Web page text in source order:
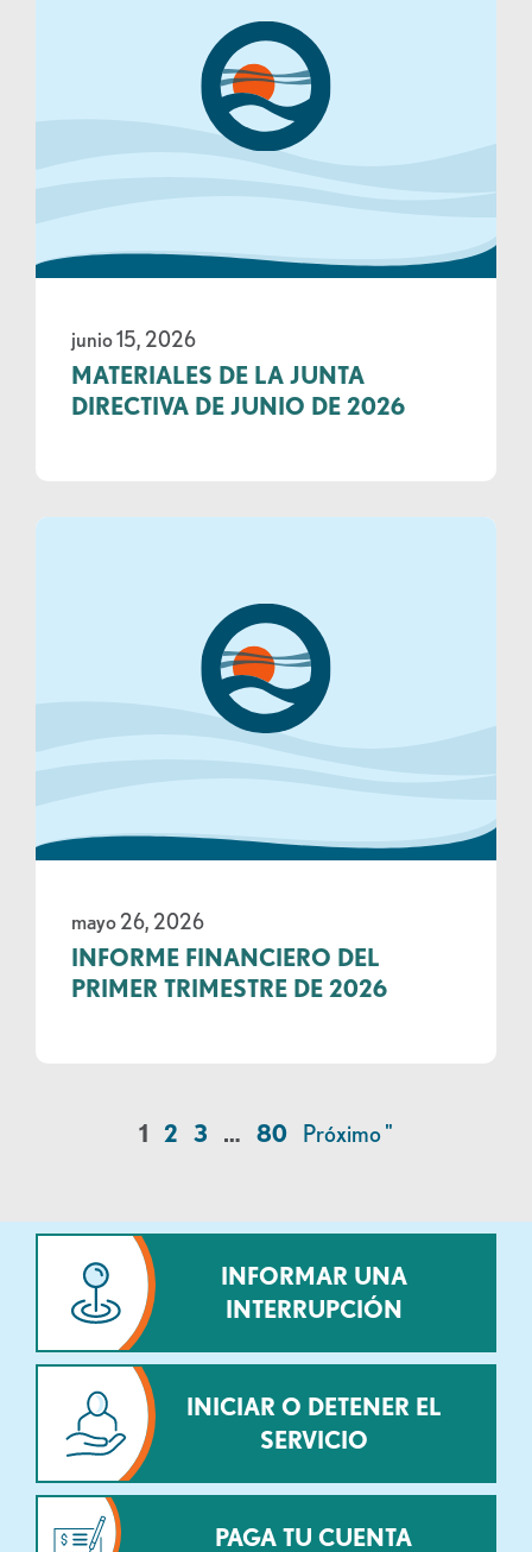
junio 15, 2026
MATERIALES DE LA JUNTA
DIRECTIVA DE JUNIO DE 2026
mayo 26, 2026
INFORME FINANCIERO DEL
PRIMER TRIMESTRE DE 2026
1 2 3 … 80 Próximo "
INFORMAR UNA
INTERRUPCIÓN
INICIAR O DETENER EL
SERVICIO
PAGA TU CUENTA